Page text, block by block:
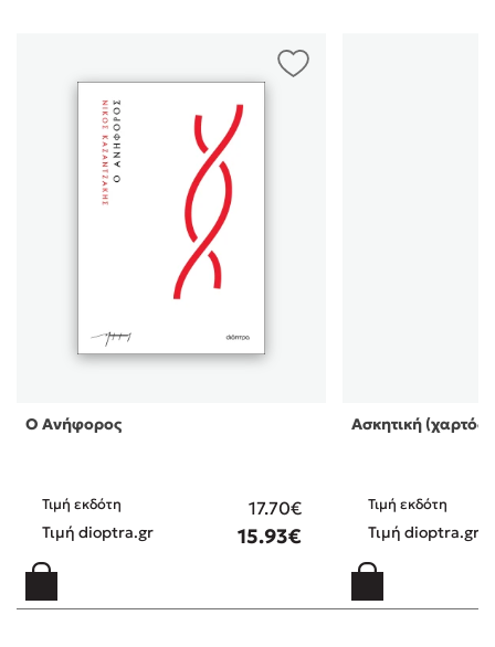
Ο Ανήφορος
Τιμή εκδότη 17.70€
Τιμή dioptra.gr 15.93€
Ασκητική
Τιμή εκδότη
Τιμή dioptra.gr